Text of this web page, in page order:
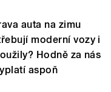
auta na zimu
moderní vozy i
Hodně za nás
aspoň